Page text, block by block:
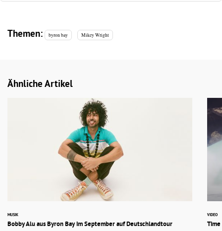
Themen: byron bay Mikey Wright
Ähnliche Artikel
MUSIK
Bobby Alu aus Byron Bay im September auf Deutschlandtour
VIDEO